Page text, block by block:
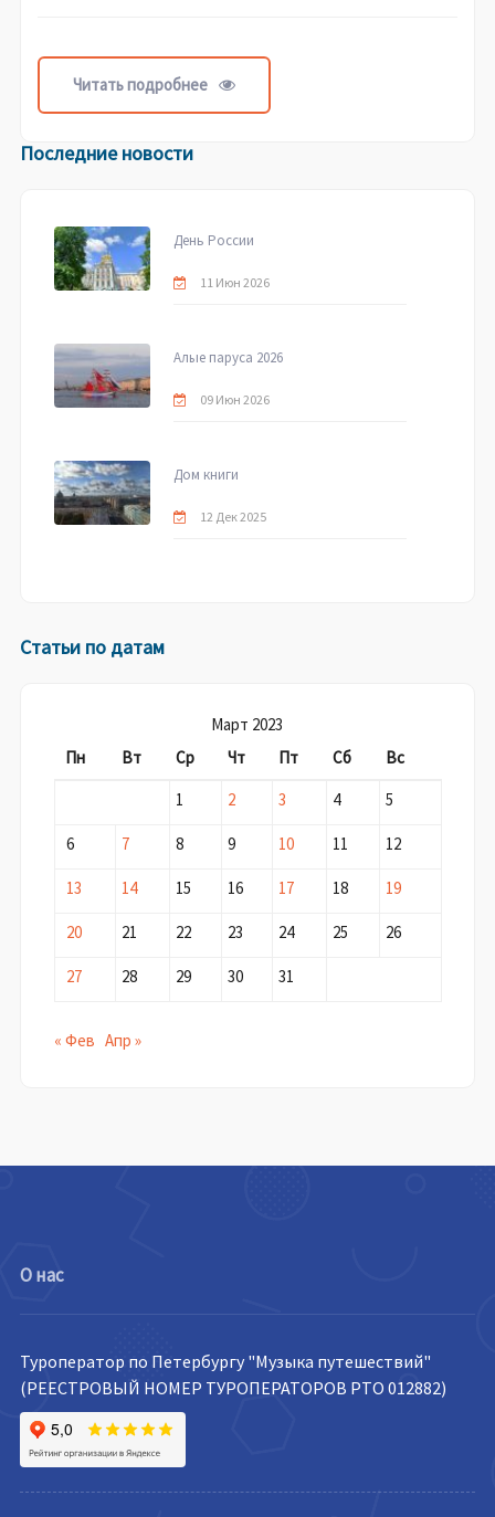
Читать подробнее
Последние новости
День России
11 Июн 2026
Алые паруса 2026
09 Июн 2026
Дом книги
12 Дек 2025
Статьи по датам
Март 2023
Пн
Вт Ср Чт Пт Сб
Вс
1
2 3 4 5
6 7 8 9 10 11 12
13 14 15 16 17 18 19
20 21 22 23 24 25 26
27 28 29 30 31
« Фев Апр »
О нас
Туроператор по Петербургу "Музыка путешествий"
(РЕЕСТРОВЫЙ НОМЕР ТУРОПЕРАТОРОВ РТО 012882)